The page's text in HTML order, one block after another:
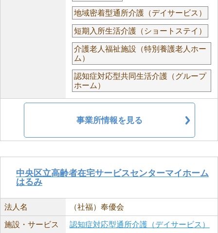
地域密着型通所介護（デイサービス）
短期入所生活介護（ショートステイ）
介護老人福祉施設（特別養護老人ホー
ム）
認知症対応型共同生活介護（グループ
ホーム）
事業所情報を見る
中央区立高齢者在宅サービスセンターマイホーム
はるみ
法人名 （社福）奉優会
施設・サービス 認知症対応型通所介護（デイサービス）